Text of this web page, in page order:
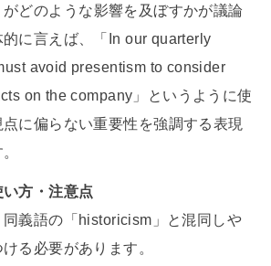
がどのような影響を及ぼすかが議論
的に言えば、「In our quarterly
avoid presentism to consider
on the company」というように使
に偏らない重要性を強調する表現
方・注意点
義語の「historicism」と混同しや
る必要があります。